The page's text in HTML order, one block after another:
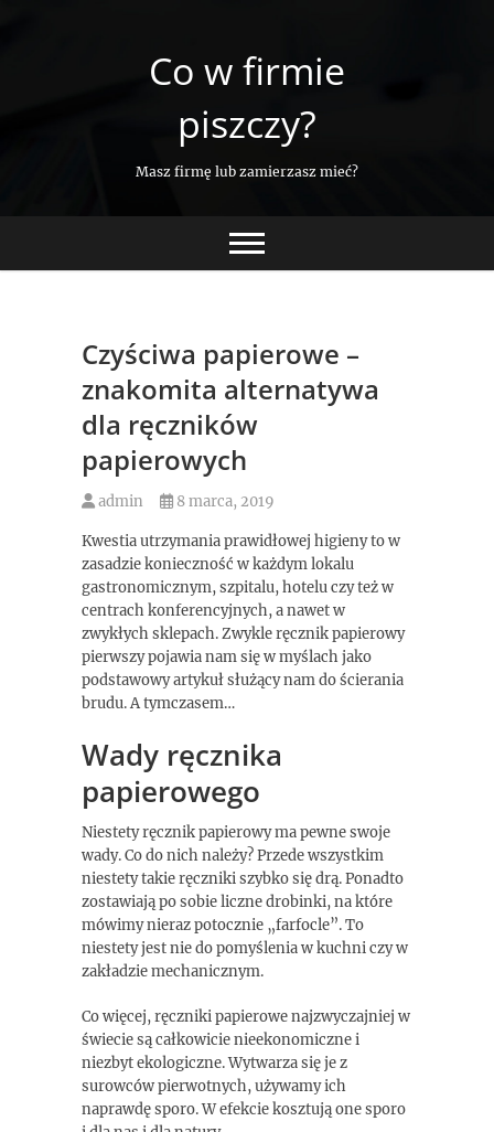
Co w firmie
piszczy?
Masz firmę lub zamierzasz mieć?
Czyściwa papierowe –
znakomita alternatywa
dla ręczników
papierowych
admin 8 marca, 2019
Kwestia utrzymania prawidłowej higieny to w
zasadzie konieczność w każdym lokalu
gastronomicznym, szpitalu, hotelu czy też w
centrach konferencyjnych, a nawet w
zwykłych sklepach. Zwykle ręcznik papierowy
pierwszy pojawia nam się w myślach jako
podstawowy artykuł służący nam do ścierania
brudu. A tymczasem…
Wady ręcznika
papierowego
Niestety ręcznik papierowy ma pewne swoje
wady. Co do nich należy? Przede wszystkim
niestety takie ręczniki szybko się drą. Ponadto
zostawiają po sobie liczne drobinki, na które
mówimy nieraz potocznie „farfocle”. To
niestety jest nie do pomyślenia w kuchni czy w
zakładzie mechanicznym.
Co więcej, ręczniki papierowe najzwyczajniej w
świecie są całkowicie nieekonomiczne i
niezbyt ekologiczne. Wytwarza się je z
surowców pierwotnych, używamy ich
naprawdę sporo. W efekcie kosztują one sporo